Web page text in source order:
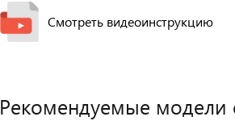
Смотреть видеоинструкцию
Рекомендуемые модели